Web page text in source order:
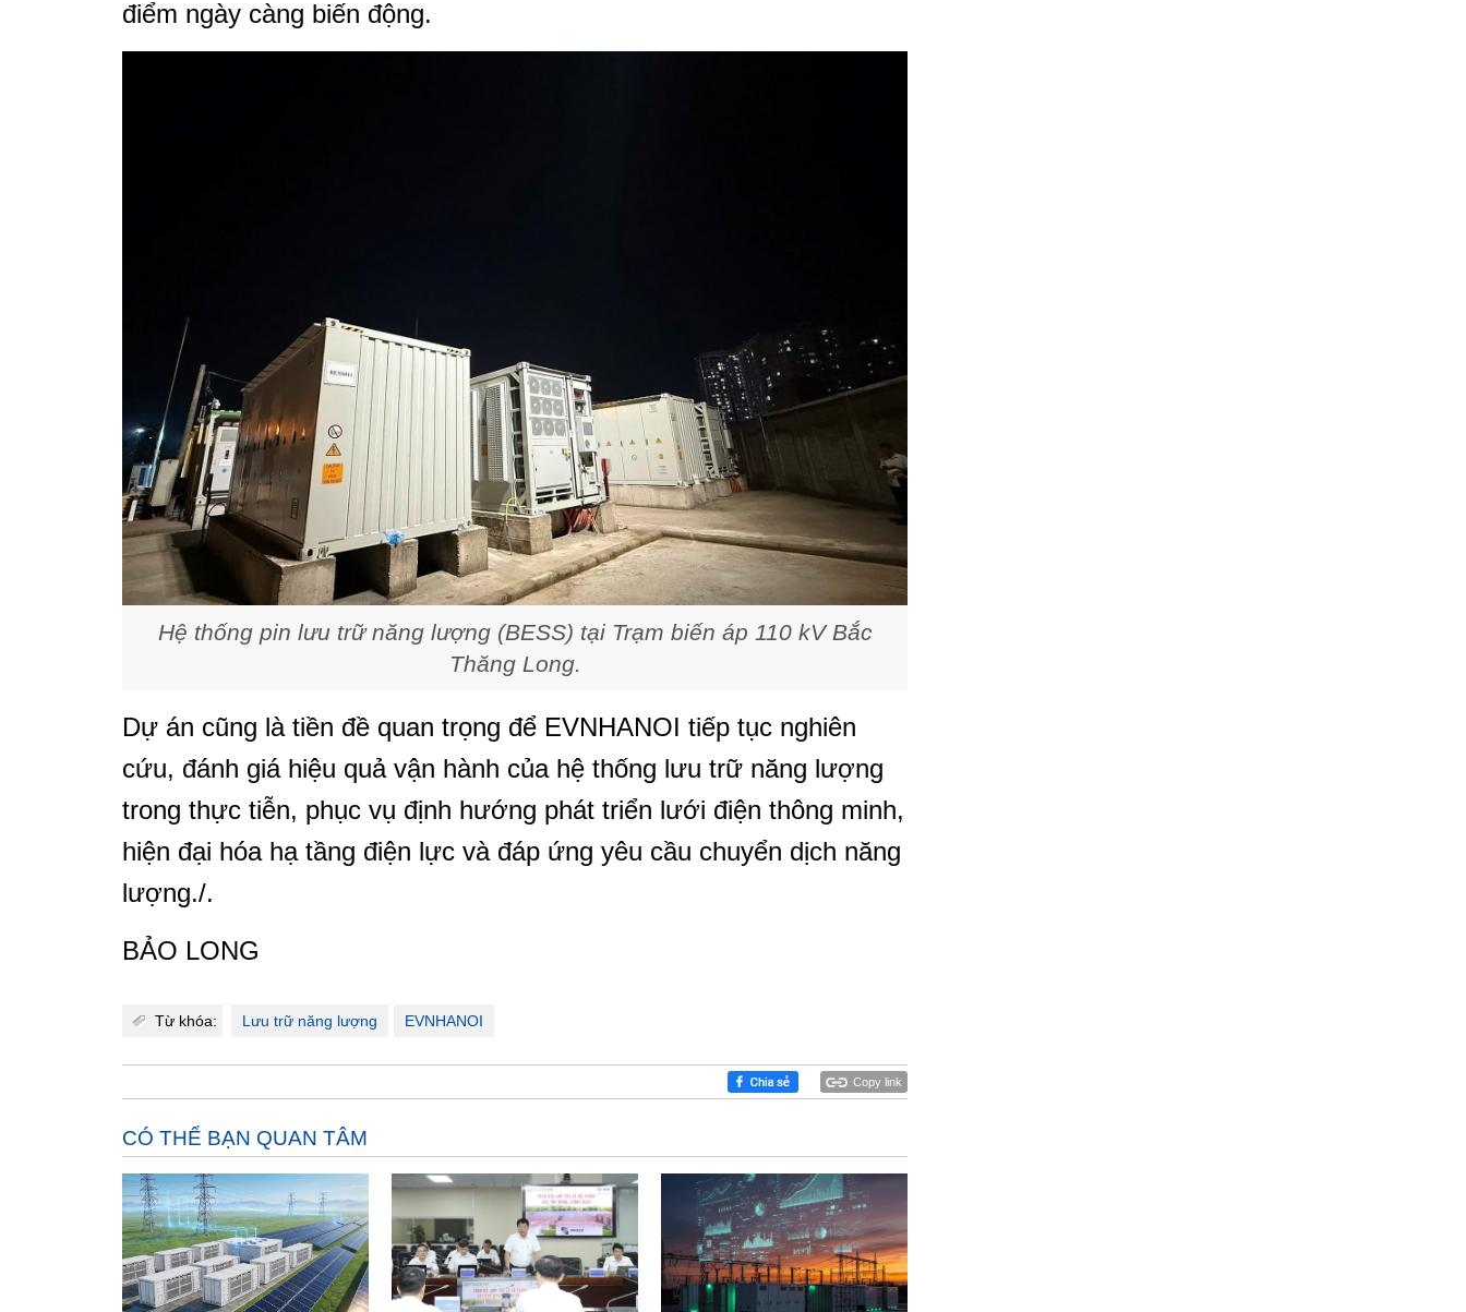
điểm ngày càng biến động.
Hệ thống pin lưu trữ năng lượng (BESS) tại Trạm biến áp 110 kV Bắc
Thăng Long.
Dự án cũng là tiền đề quan trọng để EVNHANOI tiếp tục nghiên
cứu, đánh giá hiệu quả vận hành của hệ thống lưu trữ năng lượng
trong thực tiễn, phục vụ định hướng phát triển lưới điện thông minh,
hiện đại hóa hạ tầng điện lực và đáp ứng yêu cầu chuyển dịch năng
lượng./.
BẢO LONG
Từ khóa: Lưu trữ năng lượng EVNHANOI
Copy link
CÓ THỂ BẠN QUAN TÂM